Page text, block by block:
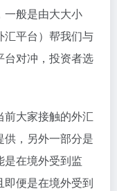
一般是由大大小
汇平台）帮我们与
台对冲，投资者选
大家接触的外汇
，另外一部分是
是在境外受到监
便是在境外受到